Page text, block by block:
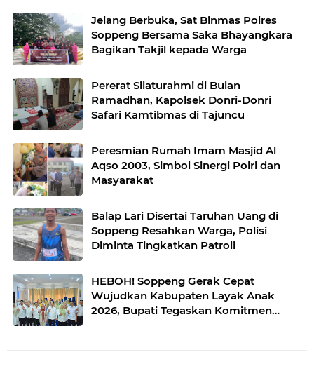
Jelang Berbuka, Sat Binmas Polres
Soppeng Bersama Saka Bhayangkara
Bagikan Takjil kepada Warga
Pererat Silaturahmi di Bulan
Ramadhan, Kapolsek Donri-Donri
Safari Kamtibmas di Tajuncu
Peresmian Rumah Imam Masjid Al
Aqso 2003, Simbol Sinergi Polri dan
Masyarakat
Balap Lari Disertai Taruhan Uang di
Soppeng Resahkan Warga, Polisi
Diminta Tingkatkan Patroli
HEBOH! Soppeng Gerak Cepat
Wujudkan Kabupaten Layak Anak
2026, Bupati Tegaskan Komitmen